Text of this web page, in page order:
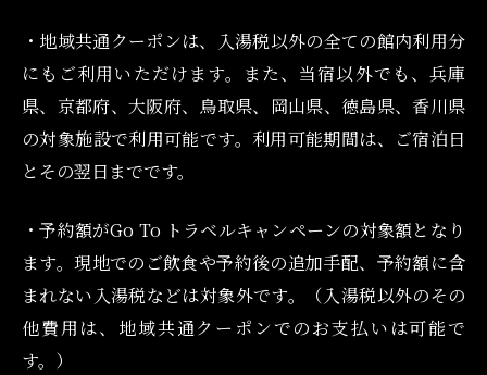
・地域共通クーポンは、入湯税以外の全ての館内利用分
にもご利用いただけます。また、当宿以外でも、兵庫
県、京都府、大阪府、鳥取県、岡山県、徳島県、香川県
の対象施設で利用可能です。利用可能期間は、ご宿泊日
とその翌日までです。
・予約額がGo To トラベルキャンペーンの対象額となり
ます。現地でのご飲食や予約後の追加手配、予約額に含
まれない入湯税などは対象外です。（入湯税以外のその
他費用は、地域共通クーポンでのお支払いは可能で
す。）